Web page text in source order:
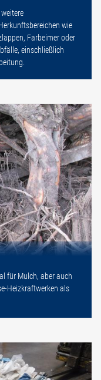
wie
Farbeimer oder
einschließlich
für Mulch, aber auch
Heizkraftwerken als